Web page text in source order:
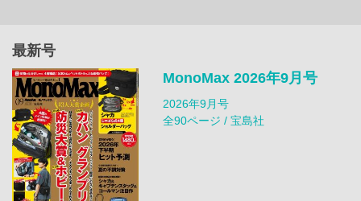
最新号
MonoMax 2026年9月号
2026年9月号
全90ページ / 宝島社